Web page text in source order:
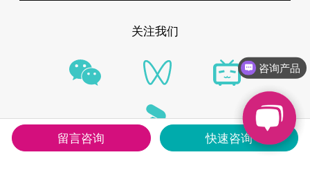
关注我们
售后问题
留言咨询 快速咨询